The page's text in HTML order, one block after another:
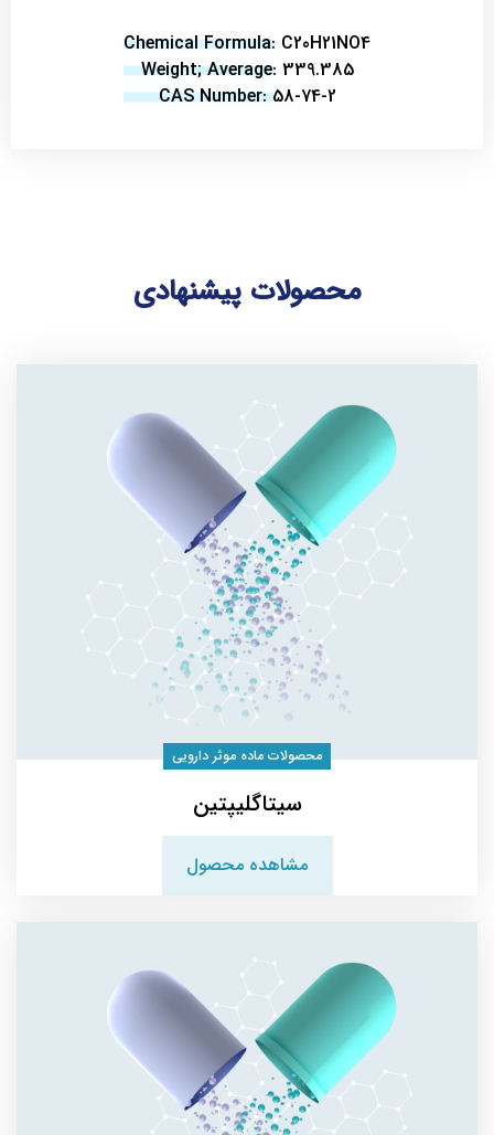
Chemical Formula: C20H21NO4
Weight; Average: 339.385
CAS Number: 58-74-2
محصولات پیشنهادی
محصولات ماده موثر دارویی
سیتاگلیپتین
مشاهده محصول